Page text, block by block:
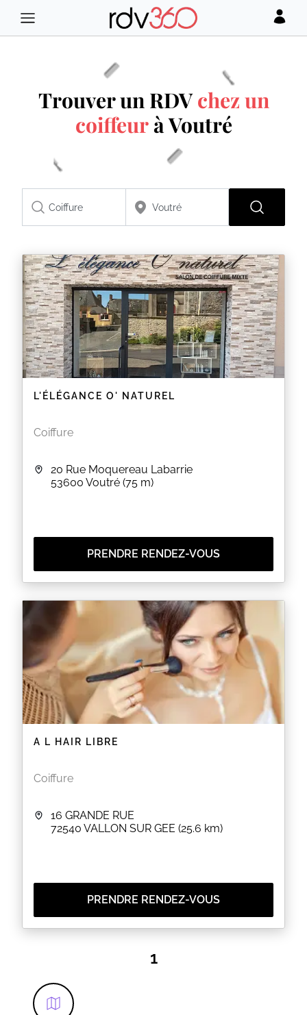
Trouver un RDVchez un
coiffeurà Voutré
L'ÉLÉGANCE O' NATUREL
Coiffure
20 Rue Moquereau Labarrie
53600 Voutré (75 m)
PRENDRE RENDEZ-VOUS
A L HAIR LIBRE
Coiffure
16 GRANDE RUE
72540 VALLON SUR GEE (25.6 km)
PRENDRE RENDEZ-VOUS
1